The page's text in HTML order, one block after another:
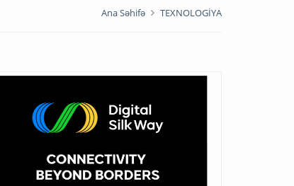
Ana Səhifə TEXNOLOGİYA